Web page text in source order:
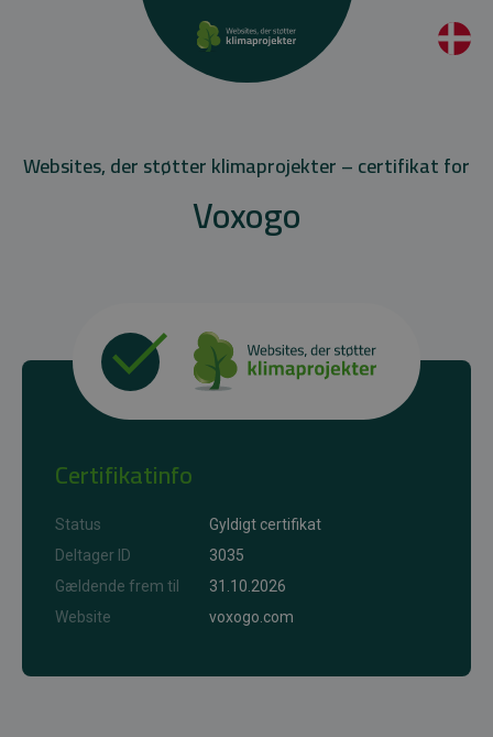
Websites, der støtter klimaprojekter – certifikat for
Voxogo
Certifikatinfo
Status
Gyldigt certifikat
Deltager ID
3035
Gældende frem til
31.10.2026
Website
voxogo.com